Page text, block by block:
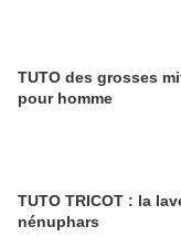
TUTO des grosses
pour homme
TUTO TRICOT : la
nénuphars